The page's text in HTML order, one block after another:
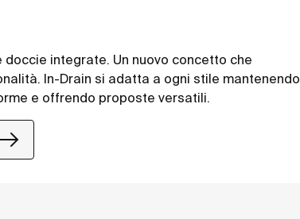
doccie integrate. Un nuovo concetto che
In-Drain si adatta a ogni stile mantenendo
e offrendo proposte versatili.